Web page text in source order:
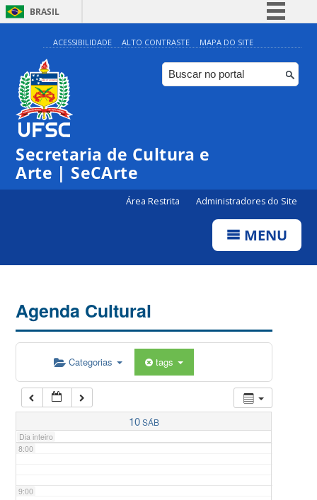
BRASIL
Simplifique!
Comunica BR
Participe
ACESSIBILIDADE ALTO CONTRASTE MAPA DO SITE
Secretaria de Cultura e
Arte | SeCArte
Área Restrita Administradores do Site
MENU
Agenda Cultural
Categorias tags
10SÁB
Dia inteiro
0:00
1:00
5:00
7:00
8:00
9:00